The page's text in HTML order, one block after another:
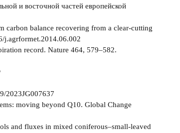
и восточной частей европейской
carbon balance recovering from a clear-cutting
j.agrformet.2014.06.002
record. Nature 464, 579–582.
2023JG007637
moving beyond Q10. Global Change
and fluxes in mixed coniferous–small-leaved